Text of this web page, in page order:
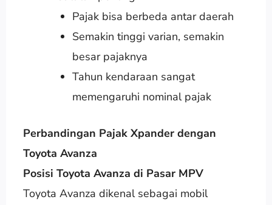
Pajak bisa berbeda antar daerah
Semakin tinggi varian, semakin
besar pajaknya
Tahun kendaraan sangat
memengaruhi nominal pajak
Perbandingan Pajak Xpander dengan
Toyota Avanza
Posisi Toyota Avanza di Pasar MPV
Toyota Avanza dikenal sebagai mobil